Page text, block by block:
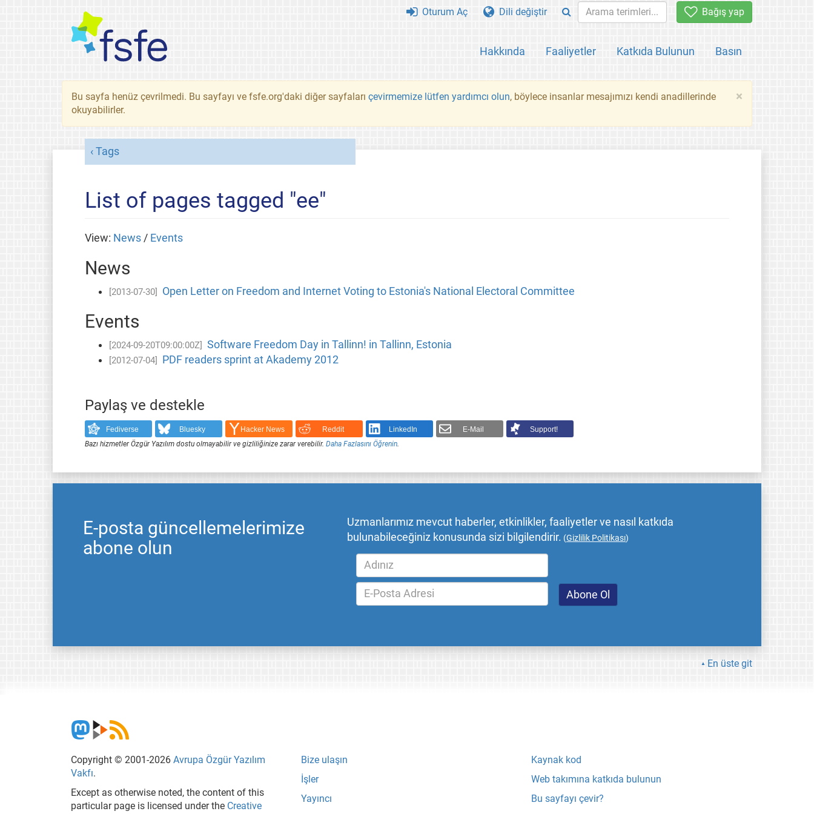
Bağış yap
Hakkında Faaliyetler Katkıda Bulunun Basın
Oturum Aç Dili değiştir
×
Bu sayfa henüz çevrilmedi. Bu sayfayı ve fsfe.org'daki diğer sayfaları çevirmemize lütfen yardımcı olun, böylece insanlar mesajımızı kendi anadillerinde
okuyabilirler.
Tags
List of pages tagged "ee"
View: News/ Events
News
[2013-07-30] Open Letter on Freedom and Internet Voting to Estonia's National Electoral Committee
Events
[2024-09-20T09:00:00Z] Software Freedom Day in Tallinn! in Tallinn, Estonia
[2012-07-04] PDF readers sprint at Akademy 2012
Paylaş ve destekle
Fediverse Bluesky Hacker News Reddit LinkedIn E-Mail
Support!
Bazı hizmetler Özgür Yazılım dostu olmayabilir ve gizliliğinize zarar verebilir. Daha Fazlasını Öğrenin.
E-posta güncellemelerimize
abone olun
Uzmanlarımız mevcut haberler, etkinlikler, faaliyetler ve nasıl katkıda
bulunabileceğiniz konusunda sizi bilgilendirir. (Gizlilik Politikası)
En üste git
Copyright © 2001-2026 Avrupa Özgür Yazılım
Vakfı.
Except as otherwise noted, the content of this
particular page is licensed under the Creative
Bize ulaşın
İşler
Yayıncı
Kaynak kod
Web takımına katkıda bulunun
Bu sayfayı çevir?